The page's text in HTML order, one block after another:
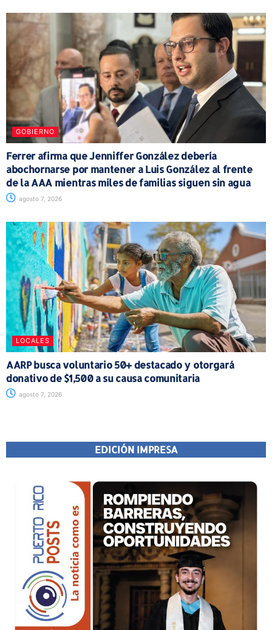
GOBIERNO
Ferrer afirma que Jenniffer González debería
abochornarse por mantener a Luis González al frente
de la AAA mientras miles de familias siguen sin agua
agosto 7, 2026
LOCALES
AARP busca voluntario 50+ destacado y otorgará
donativo de $1,500 a su causa comunitaria
agosto 7, 2026
EDICIÓN IMPRESA